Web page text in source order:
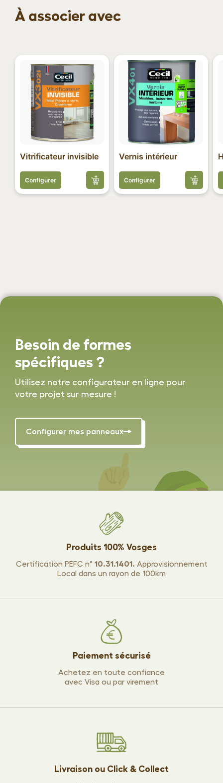
À associer avec
Vitrificateur invisible
Configurer
Vernis intérieur
Configurer
Besoin de formes
spécifiques ?
Utilisez notre configurateur en ligne pour
votre projet sur mesure !
Configurer mes panneaux
Produits 100% Vosges
Certification PEFC n° 10.31.1401. Approvisionnement
Local dans un rayon de 100km
Paiement sécurisé
Achetez en toute confiance
avec Visa ou par virement
Livraison ou Click & Collect